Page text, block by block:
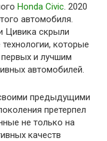
Honda Civic. 2020
автомобиля.
Цивика скрыли
которые
и лучшим
автомобилей.
предыдущими
претерпел
не только на
качеств